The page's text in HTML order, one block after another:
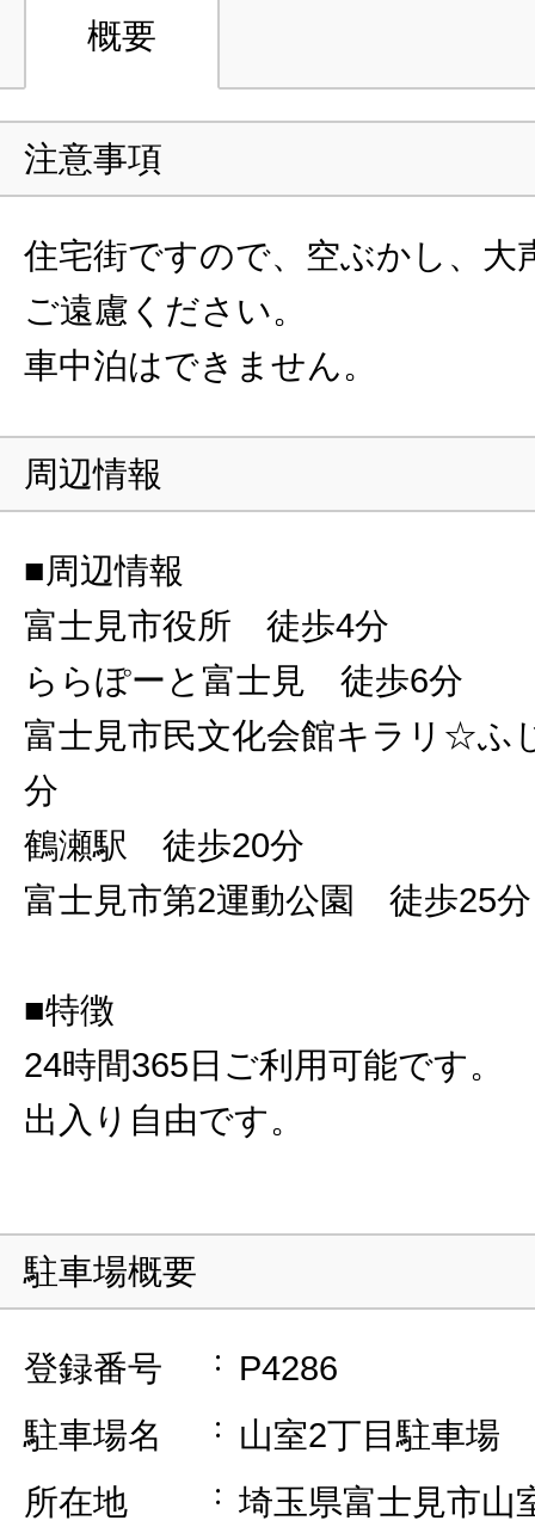
概要
注意事項
住宅街ですので、空ぶかし、大
ご遠慮ください。
車中泊はできません。
周辺情報
■周辺情報
富士見市役所 徒歩4分
ららぽーと富士見 徒歩6分
富士見市民文化会館キラリ☆
分
鶴瀬駅 徒歩20分
富士見市第2運動公園 徒歩25分
■特徴
24時間365日ご利用可能です。
出入り自由です。
駐車場概要
登録番号
P4286
駐車場名
山室2丁目駐車場
所在地
埼玉県富士見市山